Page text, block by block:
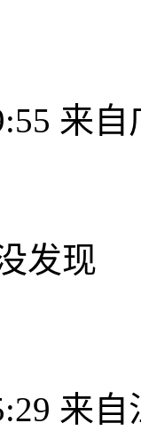
来自
发现
来自